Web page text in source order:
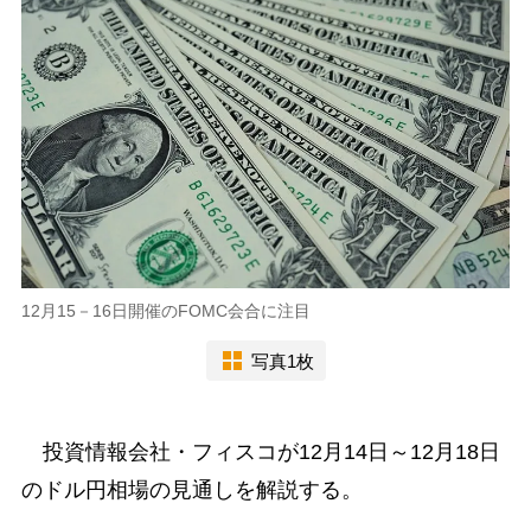
12月15－16日開催のFOMC会合に注目
写真1枚
投資情報会社・フィスコが12月14日～12月18日
のドル円相場の見通しを解説する。